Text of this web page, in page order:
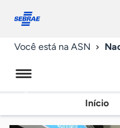
conosco
Você está na ASN
Início